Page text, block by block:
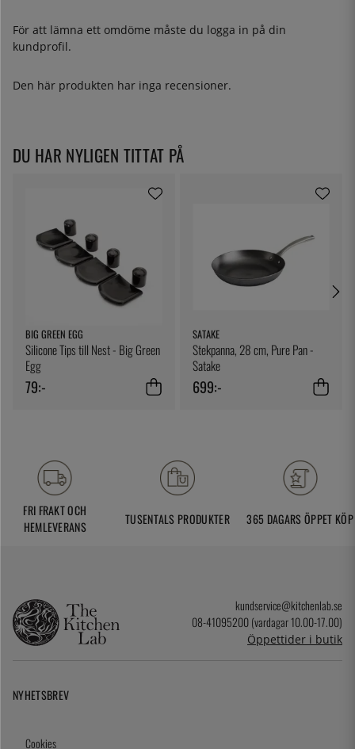
För att lämna ett omdöme måste du logga in på din
kundprofil.
Den här produkten har inga recensioner.
DU HAR NYLIGEN TITTAT PÅ
BIG GREEN EGG
Silicone Tips till Nest - Big Green
Egg
79:-
SATAKE
Stekpanna, 28 cm, Pure Pan -
Satake
699:-
FRI FRAKT OCH
HEMLEVERANS
TUSENTALS PRODUKTER 365 DAGARS ÖPPET KÖP
kundservice@kitchenlab.se
08-41095200 (vardagar 10.00-17.00)
Öppettider i butik
NYHETSBREV
Cookies